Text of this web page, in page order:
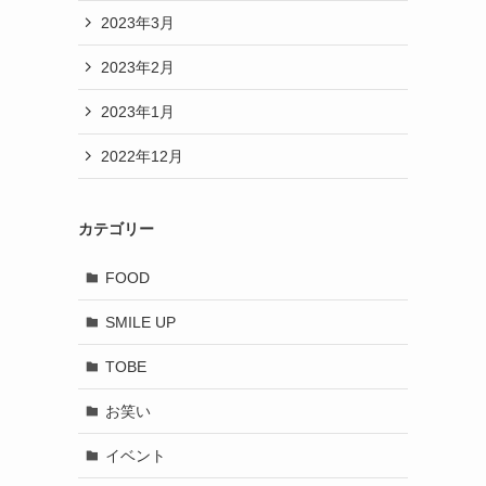
2023年3月
2023年2月
2023年1月
2022年12月
カテゴリー
FOOD
SMILE UP
TOBE
お笑い
イベント